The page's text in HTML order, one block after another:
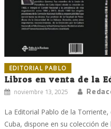
EDITORIAL PABLO
Libros en venta de la
noviembre 13, 2025
La Editorial Pablo de la
Cuba, dispone en su colección